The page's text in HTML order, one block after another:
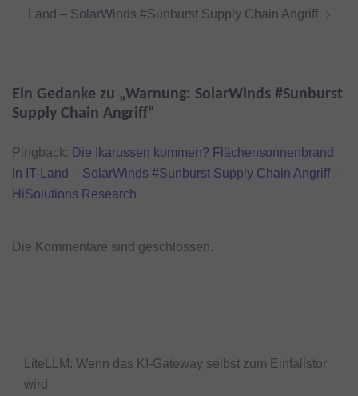
Land – SolarWinds #Sunburst Supply Chain Angriff
Ein Gedanke zu „Warnung: SolarWinds #Sunburst
Supply Chain Angriff“
Pingback: Die Ikarussen kommen? Flächensonnenbrand
in IT-Land – SolarWinds #Sunburst Supply Chain Angriff –
HiSolutions Research
Die Kommentare sind geschlossen.
LiteLLM: Wenn das KI-Gateway selbst zum Einfallstor
wird